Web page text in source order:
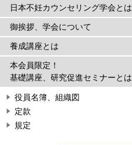
日本不妊カウンセリング学会とは
御挨拶、学会について
養成講座とは
本会員限定！
基礎講座、研究促進セミナーとは
役員名簿、組織図
定款
規定